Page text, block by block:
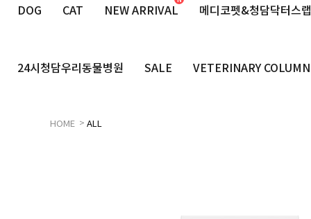
DOG CAT NEW ARRIVAL 메디코펫&청담닥터스랩
24시청담우리동물병원 SALE VETERINARY COLUMN
HOME > ALL